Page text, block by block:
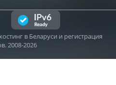
в Беларуси и регистрация
2008-2026